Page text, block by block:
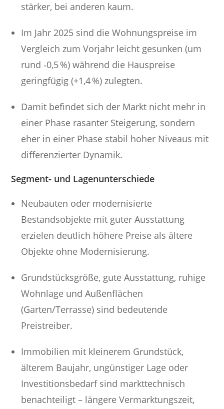
stärker, bei anderen kaum.
Im Jahr 2025 sind die Wohnungspreise im
Vergleich zum Vorjahr leicht gesunken (um
rund ‑0,5 %) während die Hauspreise
geringfügig (+1,4 %) zulegten.
Damit befindet sich der Markt nicht mehr in
einer Phase rasanter Steigerung, sondern
eher in einer Phase stabil hoher Niveaus mit
differenzierter Dynamik.
Segment‑ und Lagenunterschiede
Neubauten oder modernisierte
Bestandsobjekte mit guter Ausstattung
erzielen deutlich höhere Preise als ältere
Objekte ohne Modernisierung.
Grundstücksgröße, gute Ausstattung, ruhige
Wohnlage und Außenflächen
(Garten/Terrasse) sind bedeutende
Preistreiber.
Immobilien mit kleinerem Grundstück,
älterem Baujahr, ungünstiger Lage oder
Investitionsbedarf sind markttechnisch
benachteiligt – längere Vermarktungszeit,